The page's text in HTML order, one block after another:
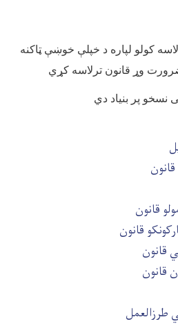
کولو لپاره د خپلې خوښې ټاکنه
وړ قانون ترلاسه کړي
نسخو پر بنیاد دي
قانون
قانون
قانون
قانون
طرزالعمل